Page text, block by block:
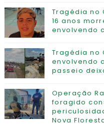
Tragédia no
16 anos
envolvendo
Tragédia no
envolvendo
passeio
Operação
foragido
Nova